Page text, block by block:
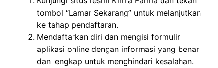
tombol “Lamar Sekarang” untuk melanjutkan
ke tahap pendaftaran.
Mendaftarkan diri dan mengisi formulir
aplikasi online dengan informasi yang benar
dan lengkap untuk menghindari kesalahan.